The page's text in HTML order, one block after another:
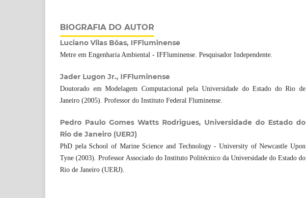
BIOGRAFIA DO AUTOR
Luciano Vilas Bôas, IFFluminense
Metre em Engenharia Ambiental - IFFluminense. Pesquisador Independente.
Jader Lugon Jr., IFFluminense
Doutorado em Modelagem Computacional pela Universidade do Estado do Rio de
Janeiro (2005). Professor do Instituto Federal Fluminense.
Pedro Paulo Gomes Watts Rodrigues, Universidade do Estado do
Rio de Janeiro (UERJ)
PhD pela School of Marine Science and Technology - University of Newcastle Upon
Tyne (2003). Professor Associado do Instituto Politécnico da Universidade do Estado do
Rio de Janeiro (UERJ).